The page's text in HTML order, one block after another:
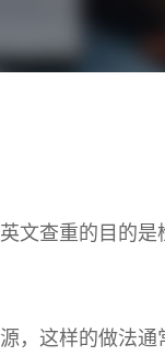
文查重的目的是
，这样的做法通